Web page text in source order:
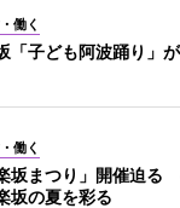
働く
「子ども阿波踊り」
働く
坂まつり」開催迫る
坂の夏を彩る